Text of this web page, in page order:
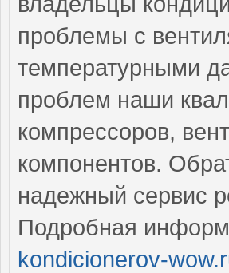
проблемы с
температурными
проблем наши
компрессоров,
компонентов.
надежный сервис
Подробная
kondicionerov-